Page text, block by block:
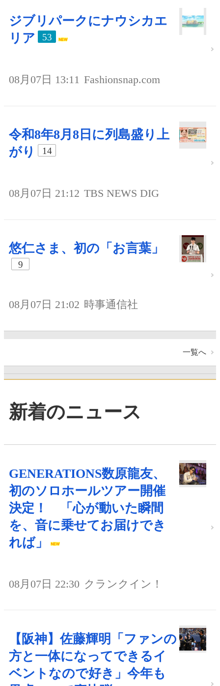
ジブリパークにナウシカエ
リア
53
08月07日 13:11 Fashionsnap.com
令和8年8月8日に列島盛り上
がり
14
08月07日 21:12 TBS NEWS DIG
悠仁さま、初の「お言葉」
9
08月07日 21:02 時事通信社
一覧へ
新着のニュース
GENERATIONS数原龍友、
初のソロホールツアー開催
決定！ 「心が動いた瞬間
を、音に乗せてお届けでき
れば」
08月07日 22:30 クランクイン！
【阪神】佐藤輝明「ファンの
方と一体になってできるイ
ベントなので好き」今年も